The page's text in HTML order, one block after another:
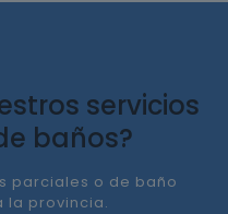
servicios
baños?
parciales o de baño
la provincia.